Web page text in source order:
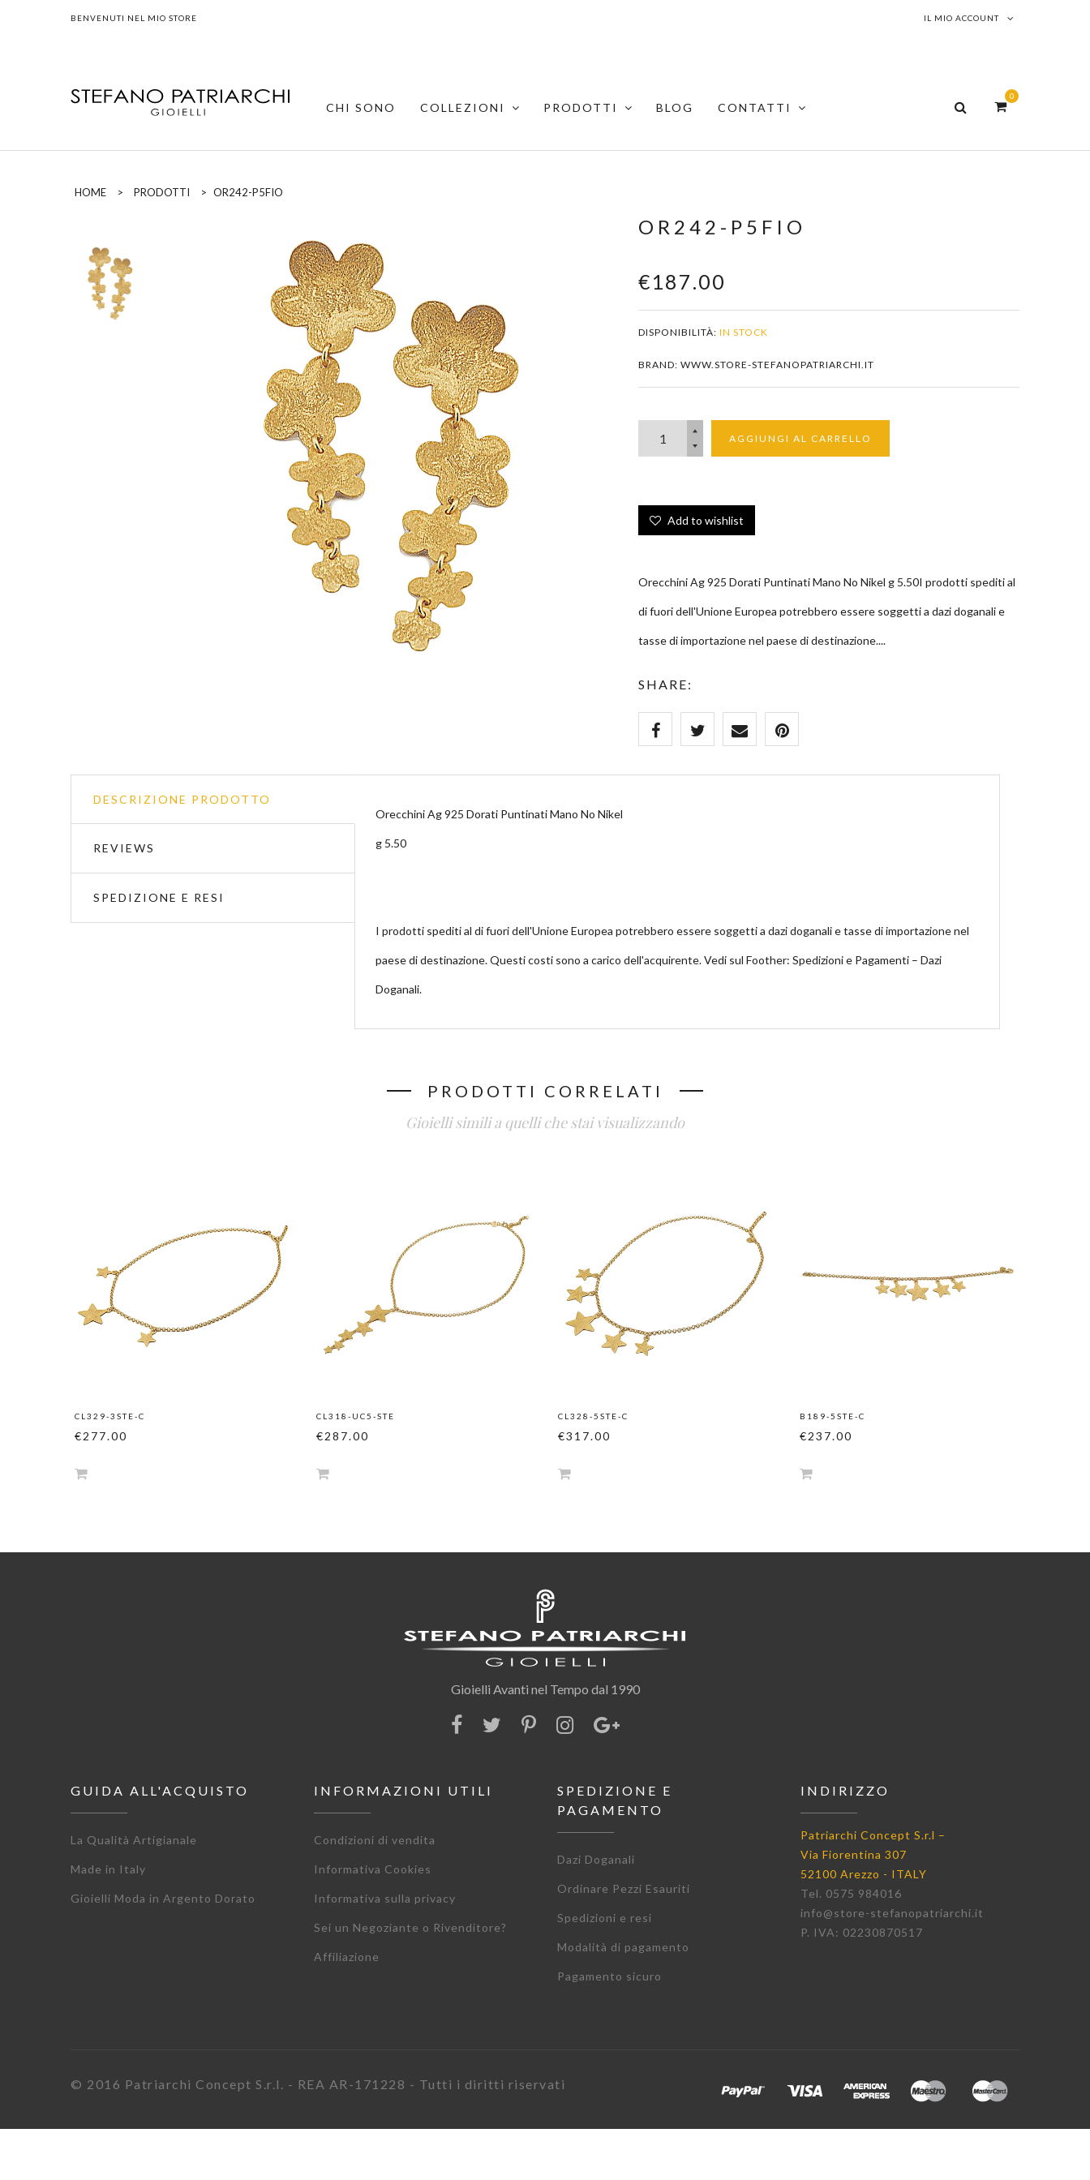
BENVENUTI NEL MIO STORE IL MIO ACCOUNT
CHI SONO COLLEZIONI PRODOTTI BLOG CONTATTI
0
HOME > PRODOTTI > OR242-P5FIO
OR242-P5FIO
€187.00
DISPONIBILITÀ: IN STOCK
BRAND: WWW.STORE-STEFANOPATRIARCHI.IT
AGGIUNGI AL CARRELLO
Add to wishlist
Orecchini Ag 925 Dorati Puntinati Mano No Nikel g 5.50I prodotti spediti al
di fuori dell'Unione Europea potrebbero essere soggetti a dazi doganali e
tasse di importazione nel paese di destinazione....
SHARE:
DESCRIZIONE PRODOTTO
REVIEWS
SPEDIZIONE E RESI
Orecchini Ag 925 Dorati Puntinati Mano No Nikel
g 5.50
I prodotti spediti al di fuori dell'Unione Europea potrebbero essere soggetti a dazi doganali e tasse di importazione nel
paese di destinazione. Questi costi sono a carico dell'acquirente. Vedi sul Foother: Spedizioni e Pagamenti – Dazi
Doganali.
PRODOTTI CORRELATI
Gioielli simili a quelli che stai visualizzando
CL329-3STE-C
€277.00
CL318-UC5-STE
€287.00
CL328-5STE-C
€317.00
B189-5STE-C
€237.00
Gioielli Avanti nel Tempo dal 1990
GUIDA ALL'ACQUISTO
La Qualità Artigianale
Made in Italy
Gioielli Moda in Argento Dorato
INFORMAZIONI UTILI
Condizioni di vendita
Informativa Cookies
Informativa sulla privacy
Sei un Negoziante o Rivenditore?
Affiliazione
SPEDIZIONE E
PAGAMENTO
Dazi Doganali
Ordinare Pezzi Esauriti
Spedizioni e resi
Modalità di pagamento
Pagamento sicuro
INDIRIZZO
Patriarchi Concept S.r.l –
Via Fiorentina 307
52100 Arezzo - ITALY
Tel. 0575 984016
info@store-stefanopatriarchi.it
P. IVA: 02230870517
© 2016 Patriarchi Concept S.r.l. - REA AR-171228 - Tutti i diritti riservati